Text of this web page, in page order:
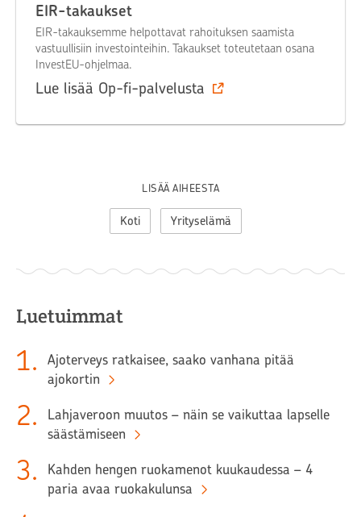
EIR-takaukset
EIR-takauksemme helpottavat rahoituksen saamista
vastuullisiin investointeihin. Takaukset toteutetaan osana
InvestEU-ohjelmaa.
Lue lisää Op-fi-palvelusta
LISÄÄ AIHEESTA
Koti Yrityselämä
Luetuimmat
1.
Ajoterveys ratkaisee, saako vanhana pitää
ajokortin
2.
Lahjaveroon muutos – näin se vaikuttaa lapselle
säästämiseen
3.
Kahden hengen ruokamenot kuukaudessa – 4
paria avaa ruokakulunsa